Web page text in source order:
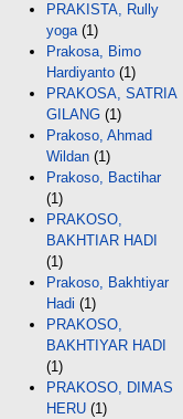
PRAKISTA, Rully
yoga (1)
Prakosa, Bimo
Hardiyanto (1)
PRAKOSA, SATRIA
GILANG (1)
Prakoso, Ahmad
Wildan (1)
Prakoso, Bactihar
(1)
PRAKOSO,
BAKHTIAR HADI
(1)
Prakoso, Bakhtiyar
Hadi (1)
PRAKOSO,
BAKHTIYAR HADI
(1)
PRAKOSO, DIMAS
HERU (1)